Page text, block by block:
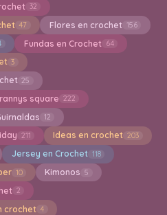
32
47 Flores en crochet 156
Fundas en Crochet 64
3
25
square 222
12
211 Ideas en crochet 203
Jersey en Crochet 118
10 Kimonos 5
2
crochet 4